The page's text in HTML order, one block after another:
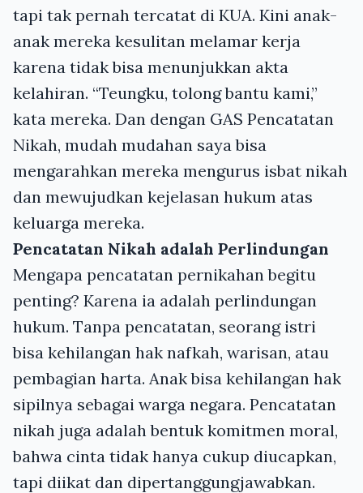
tapi tak pernah tercatat di KUA. Kini anak-
anak mereka kesulitan melamar kerja
karena tidak bisa menunjukkan akta
kelahiran. “Teungku, tolong bantu kami,”
kata mereka. Dan dengan GAS Pencatatan
Nikah, mudah mudahan saya bisa
mengarahkan mereka mengurus isbat nikah
dan mewujudkan kejelasan hukum atas
keluarga mereka.
Pencatatan Nikah adalah Perlindungan
Mengapa pencatatan pernikahan begitu
penting? Karena ia adalah perlindungan
hukum. Tanpa pencatatan, seorang istri
bisa kehilangan hak nafkah, warisan, atau
pembagian harta. Anak bisa kehilangan hak
sipilnya sebagai warga negara. Pencatatan
nikah juga adalah bentuk komitmen moral,
bahwa cinta tidak hanya cukup diucapkan,
tapi diikat dan dipertanggungjawabkan.